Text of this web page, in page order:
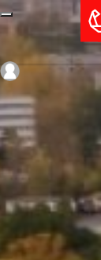
Login